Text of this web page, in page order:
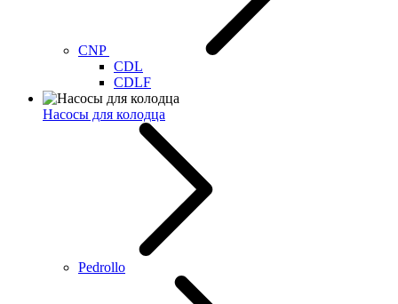
CNP
CDL
CDLF
Насосы для колодца
Pedrollo